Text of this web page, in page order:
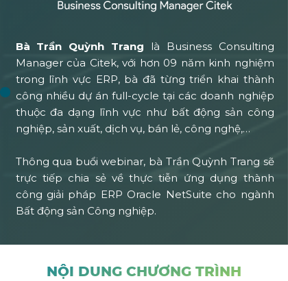
Bà Trần Quỳnh Trang là Business Consulting
Manager của Citek, với hơn 09 năm kinh nghiệm
trong lĩnh vực ERP, bà đã từng triển khai thành
công nhiều dự án full-cycle tại các doanh nghiệp
thuộc đa dạng lĩnh vực như bất động sản công
nghiệp, sản xuất, dịch vụ, bán lẻ, công nghệ,…
Thông qua buổi webinar, bà Trần Quỳnh Trang sẽ
trực tiếp chia sẻ về thực tiễn ứng dụng thành
công giải pháp ERP Oracle NetSuite cho ngành
Bất động sản Công nghiệp.
NỘI DUNG CHƯƠNG TRÌNH